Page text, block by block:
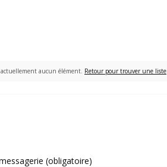
aucun élément. Retour pour trouver une liste
(obligatoire)